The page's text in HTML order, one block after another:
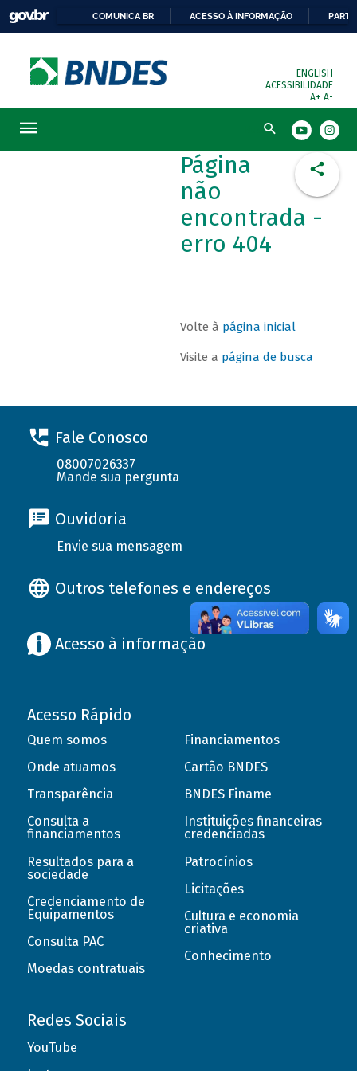
COMUNICA BR ACESSO À INFORMAÇÃO
ENGLISH
ACESSIBILIDADE
A+ A-
Busca
Página
não
encontrada -
erro 404
Volte à página inicial
Visite a página de busca
Fale Conosco
08007026337
Mande sua pergunta
Ouvidoria
Envie sua mensagem
Outros telefones e endereços
Acesso à informação
Acesso Rápido
Quem somos
Onde atuamos
Transparência
Consulta a
financiamentos
Resultados para a
sociedade
Credenciamento de
Equipamentos
Consulta PAC
Moedas contratuais
Financiamentos
Cartão BNDES
BNDES Finame
Instituições financeiras
credenciadas
Patrocínios
Licitações
Cultura e economia
criativa
Conhecimento
Redes Sociais
YouTube